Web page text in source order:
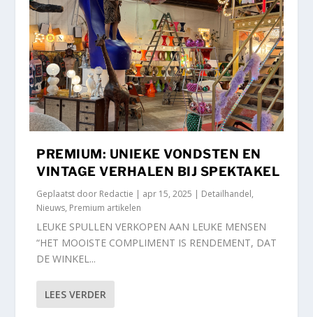
PREMIUM: UNIEKE VONDSTEN EN
VINTAGE VERHALEN BIJ SPEKTAKEL
Geplaatst door Redactie | apr 15, 2025 | Detailhandel,
Nieuws, Premium artikelen
LEUKE SPULLEN VERKOPEN AAN LEUKE MENSEN
“HET MOOISTE COMPLIMENT IS RENDEMENT, DAT
DE WINKEL...
LEES VERDER